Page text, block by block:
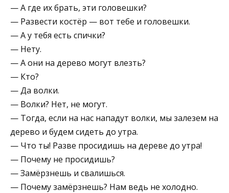
— А где их брать, эти головешки?
— Развести костёр — вот тебе и головешки.
— А у тебя есть спички?
— Нету.
— А они на дерево могут влезть?
— Кто?
— Да волки.
— Волки? Нет, не могут.
— Тогда, если на нас нападут волки, мы залезем на
дерево и будем сидеть до утра.
— Что ты! Разве просидишь на дереве до утра!
— Почему не просидишь?
— Замёрзнешь и свалишься.
— Почему замёрзнешь? Нам ведь не холодно.